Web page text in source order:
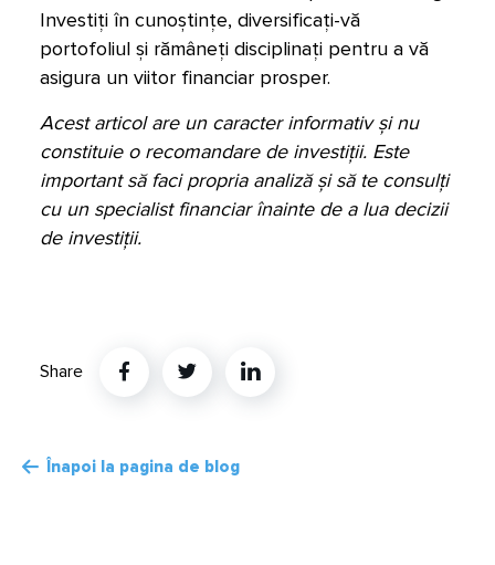
Investiți în cunoștințe, diversificați-vă
portofoliul și rămâneți disciplinați pentru a vă
asigura un viitor financiar prosper.
Acest articol are un caracter informativ și nu
constituie o recomandare de investiții. Este
important să faci propria analiză și să te consulți
cu un specialist financiar înainte de a lua decizii
de investiții.
Share TwitterLinkedin
Înapoi la pagina de blog